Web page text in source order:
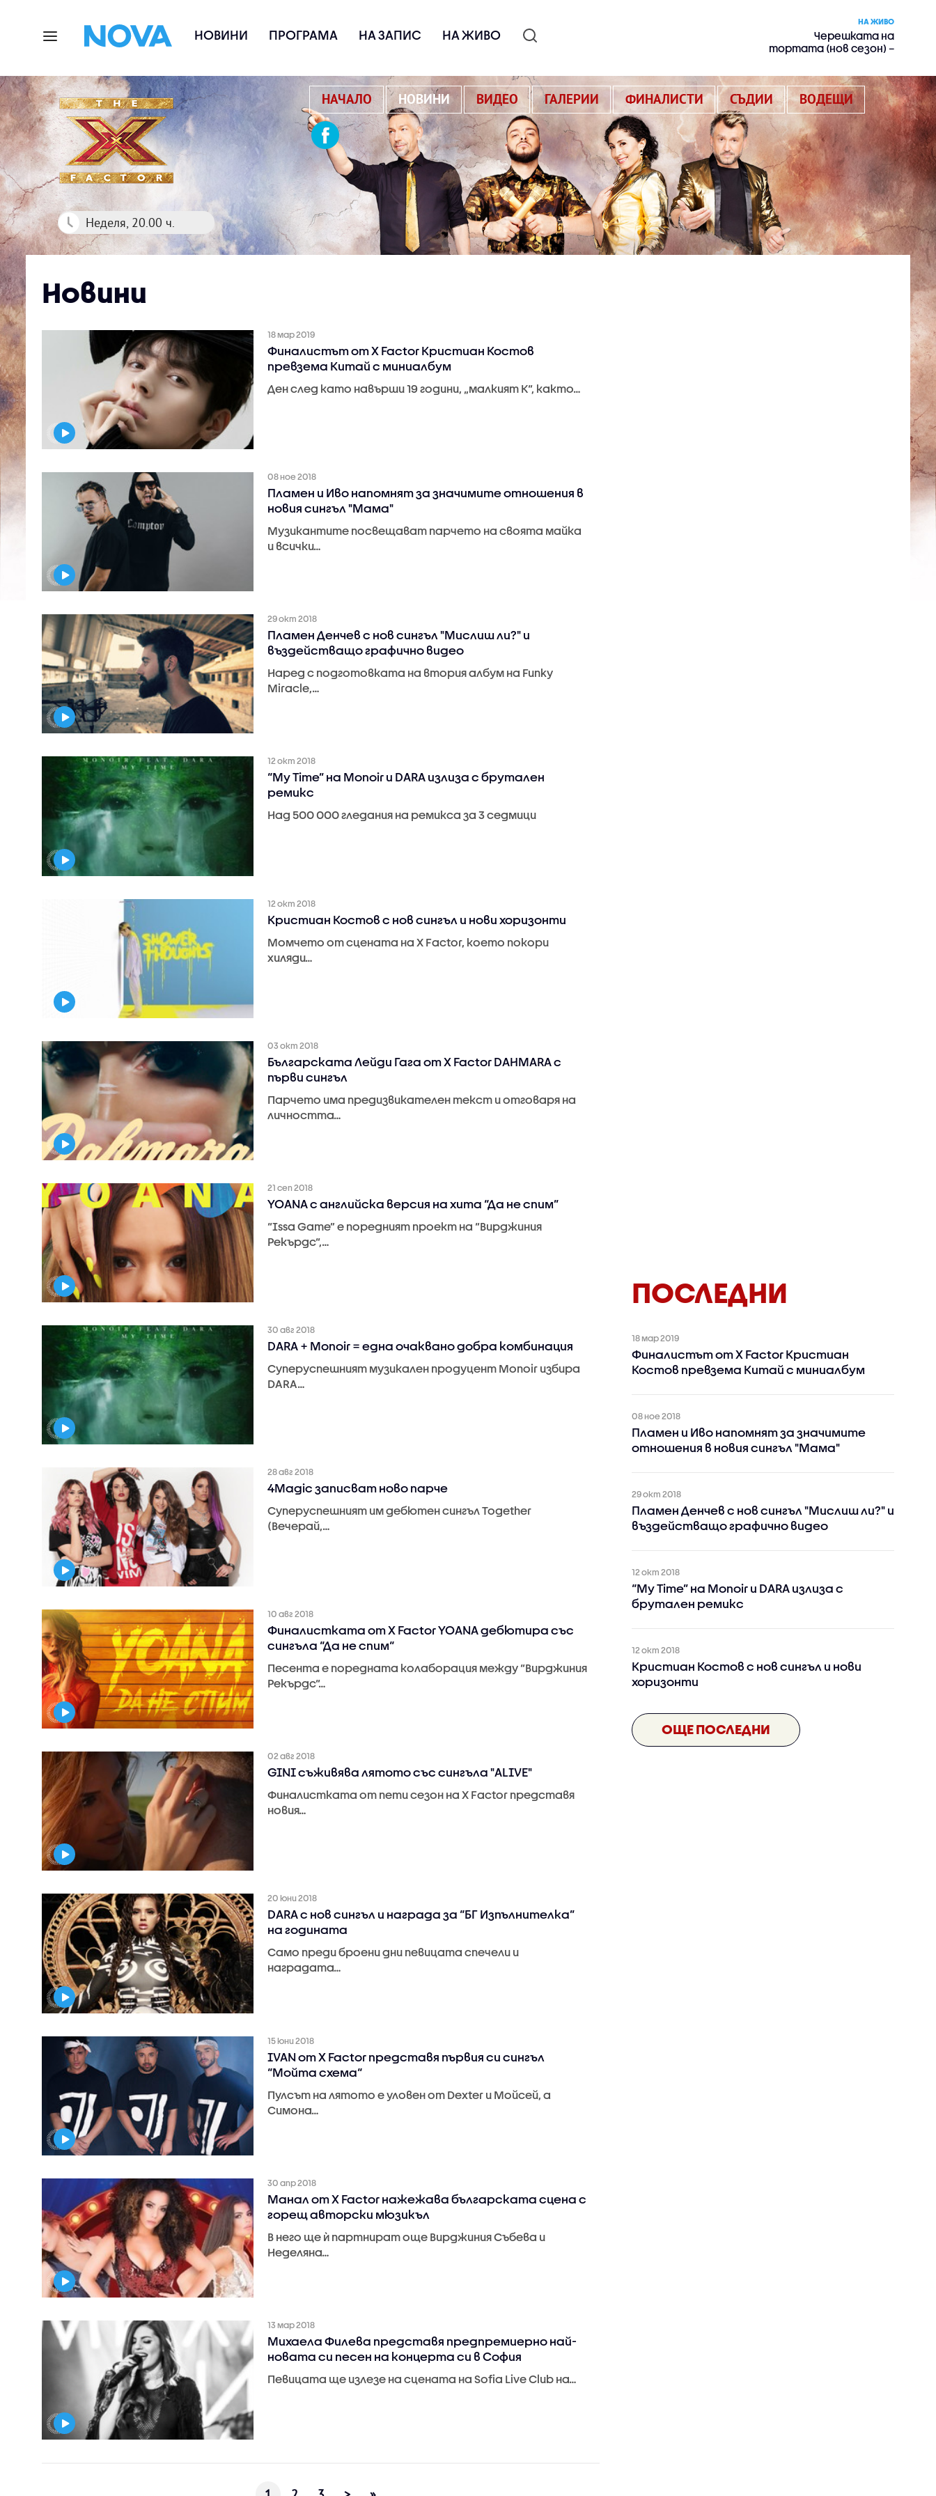
НОВИНИ ПРОГРАМА НА ЗАПИС НА ЖИВО
НА ЖИВО
Черешката на
тортата (нов сезон) –
Неделя, 20.00 ч.
НАЧАЛО НОВИНИ ВИДЕО ГАЛЕРИИ ФИНАЛИСТИ СЪДИИ ВОДЕЩИ
Новини
18 мар 2019
Финалистът от X Factor Кристиан Костов
превзема Китай с миниалбум
Ден след като навърши 19 години, „малкият К“, както…
08 ное 2018
Пламен и Иво напомнят за значимите отношения в
новия сингъл "Мама"
Музикантите посвещават парчето на своята майка
и всички…
29 окт 2018
Пламен Денчев с нов сингъл "Мислиш ли?" и
въздействащо графично видео
Наред с подготовката на втория албум на Funky
Miracle,…
12 окт 2018
“My Time” на Monoir и DARA излиза с брутален
ремикс
Над 500 000 гледания на ремикса за 3 седмици
12 окт 2018
Кристиан Костов с нов сингъл и нови хоризонти
Момчето от сцената на X Factor, което покори
хиляди…
03 окт 2018
Българската Лейди Гага от X Factor DAHMARA с
първи сингъл
Парчето има предизвикателен текст и отговаря на
личността…
21 сеп 2018
YOANA с английска версия на хита “Да не спим”
“Issa Game” е поредният проект на “Вирджиния
Рекърдс“,…
30 авг 2018
DARA + Monoir = eдна очаквано добра комбинация
Суперуспешният музикален продуцент Monoir избира
DARA…
28 авг 2018
4Magic записват ново парче
Суперуспешният им дебютен сингъл Together
(Вечерай,…
10 авг 2018
Финалистката от X Factor YOANA дебютира със
сингъла “Да не спим“
Песента е поредната колаборация между “Вирджиния
Рекърдс“…
02 авг 2018
GINI съживява лятото със сингъла "ALIVE"
Финалистката от пети сезон на X Factor представя
новия…
20 юни 2018
DARA с нов сингъл и награда за “БГ Изпълнителка”
на годината
Само преди броени дни певицата спечели и
наградата…
15 юни 2018
IVAN от X Factor представя първия си сингъл
“Мойта схема“
Пулсът на лятото е уловен от Dexter и Мойсей, а
Симона…
30 апр 2018
Mанал от X Factor нажежава българската сцена с
горещ авторски мюзикъл
В него ще ѝ партнират още Вирджиния Събева и
Неделяна…
13 мар 2018
Михаела Филева представя предпремиерно най-
новата си песен на концерта си в София
Певицата ще излезе на сцената на Sofia Live Club на…
ПОСЛЕДНИ
18 мар 2019
Финалистът от X Factor Кристиан
Костов превзема Китай с миниалбум
08 ное 2018
Пламен и Иво напомнят за значимите
отношения в новия сингъл "Мама"
29 окт 2018
Пламен Денчев с нов сингъл "Мислиш ли?" и
въздействащо графично видео
12 окт 2018
“My Time” на Monoir и DARA излиза с
брутален ремикс
12 окт 2018
Кристиан Костов с нов сингъл и нови
хоризонти
ОЩЕ ПОСЛЕДНИ